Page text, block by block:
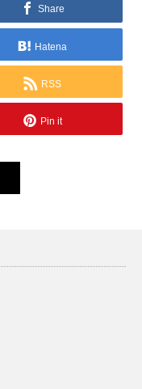
Share
Hatena
RSS
Pin it